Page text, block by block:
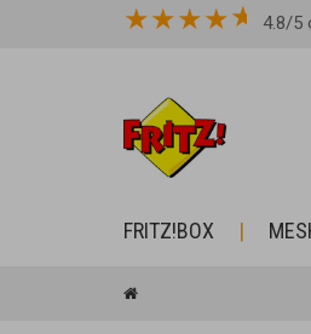
★★★★ 4.8/5
FRITZ!BOX